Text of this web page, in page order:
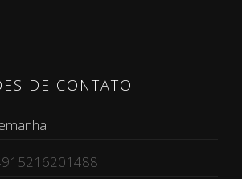
DE CONTATO